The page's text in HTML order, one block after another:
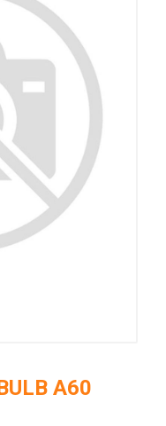
A60